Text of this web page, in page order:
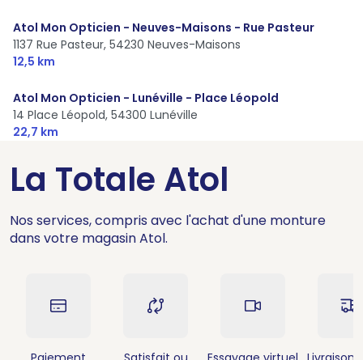
Atol Mon Opticien - Neuves-Maisons - Rue Pasteur
1137 Rue Pasteur, 54230 Neuves-Maisons
12,5 km
Atol Mon Opticien - Lunéville - Place Léopold
14 Place Léopold, 54300 Lunéville
22,7 km
La Totale Atol
Nos services, compris avec l'achat d'une monture
dans votre magasin Atol.